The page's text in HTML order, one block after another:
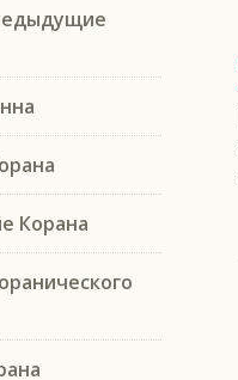
Корана